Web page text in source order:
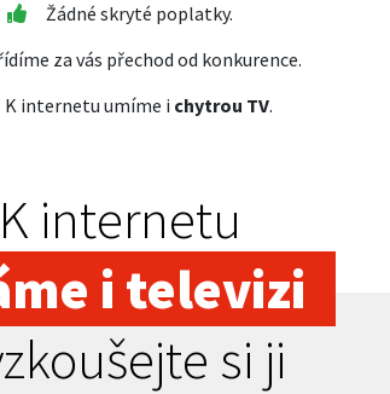
Žádné skryté poplatky.
za vás přechod od konkurence.
K internetu umíme i chytrou TV.
K internetu
i televizi
si ji